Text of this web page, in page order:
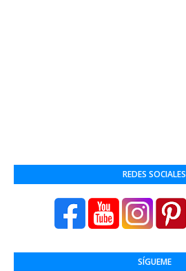
REDES SOCIALES
SÍGUEME